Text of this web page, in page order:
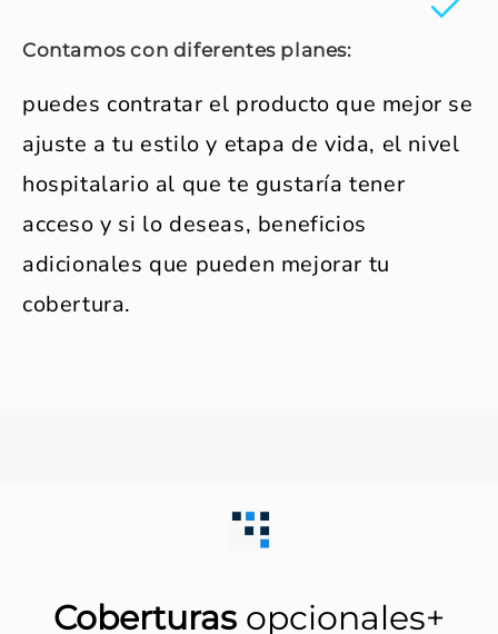
Contamos con diferentes planes:
puedes contratar el producto que mejor se
ajuste a tu estilo y etapa de vida, el nivel
hospitalario al que te gustaría tener
acceso y si lo deseas, beneficios
adicionales que pueden mejorar tu
cobertura.
Coberturas opcionales+